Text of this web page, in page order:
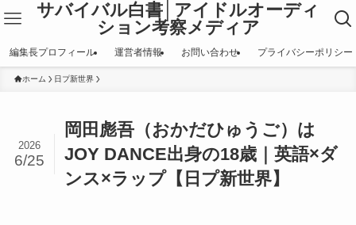
サバイバル白書│アイドルオーディ
ション考察メディア
編集長プロフィール 運営者情報 お問い合わせ プライバシーポリシー
ホーム 日プ新世界
岡田彪吾（おかだひゅうご）は
JOY DANCE出身の18歳｜英語×ダ
ンス×ラップ【日プ新世界】
2026
6/25